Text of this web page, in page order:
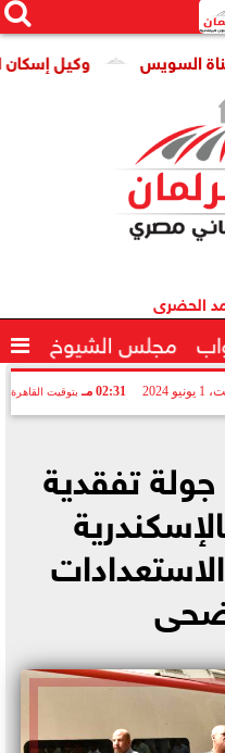
وكيل إسكان النواب:
الحضرى
مجلس الشيوخ 
2024 02:31 مـ بتوقيت القاهرة
تفقدية